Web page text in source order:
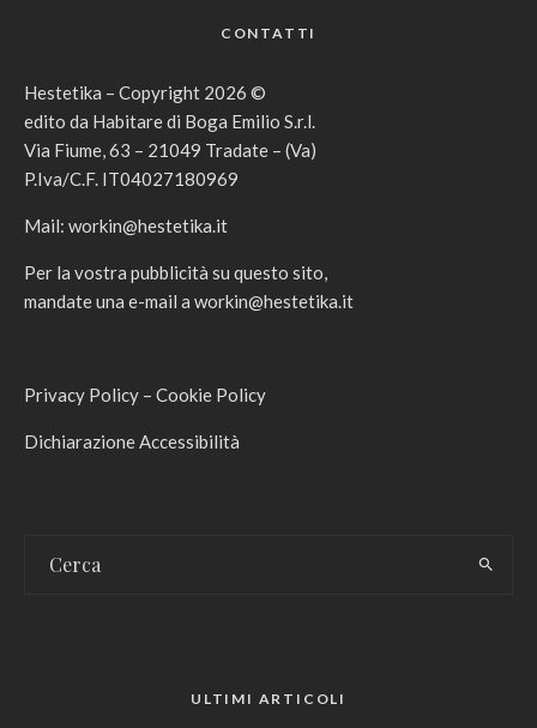
CONTATTI
Hestetika – Copyright 2026 ©
edito da Habitare di Boga Emilio S.r.l.
Via Fiume, 63 – 21049 Tradate – (Va)
P.Iva/C.F. IT04027180969
Mail: workin@hestetika.it
Per la vostra pubblicità su questo sito,
mandate una e-mail a workin@hestetika.it
Privacy Policy – Cookie Policy
Dichiarazione Accessibilità
ULTIMI ARTICOLI